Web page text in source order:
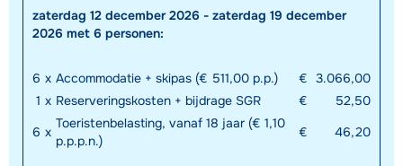
zaterdag 12 december 2026 - zaterdag 19 december
2026 met 6 personen:
6 x Accommodatie + skipas (€ 511,00 p.p.) € 3.066,00
1 x Reserveringskosten + bijdrage SGR €
52,50
6 x
Toeristenbelasting, vanaf 18 jaar (€ 1,10
p.p.p.n.)
€ 46,20